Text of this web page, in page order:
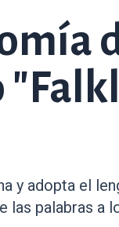
y adopta el
palabras a